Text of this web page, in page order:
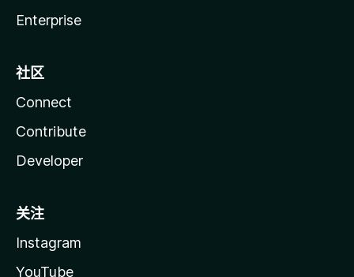
Enterprise
社区
Connect
Contribute
Developer
关注
Instagram
YouTube